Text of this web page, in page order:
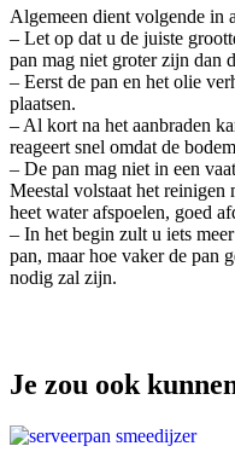
Algemeen dient volgende in
– Let op dat u de juiste
pan mag niet groter zijn dan
– Eerst de pan en het olie
plaatsen.
– Al kort na het aanbraden
reageert snel omdat de
– De pan mag niet in een
Meestal volstaat het reinigen
heet water afspoelen, goed
– In het begin zult u iets
pan, maar hoe vaker de pan
nodig zal zijn.
Je zou ook